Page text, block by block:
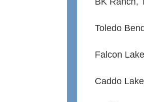
Toledo
Falcon
Caddo